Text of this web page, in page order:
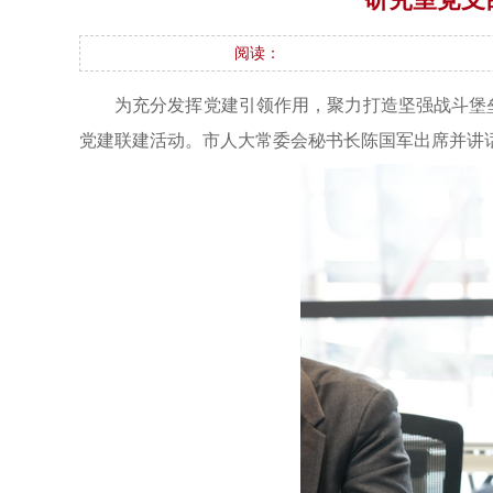
阅读：
为充分发挥党建引领作用，聚力打造坚强战斗
党建联建活动。市人大常委会秘书长陈国军出席并讲